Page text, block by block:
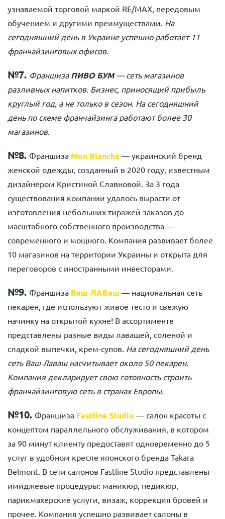
узнаваемой торговой маркой RE/MAX, передовым
обучением и другими преимуществами. На
сегодняшний день в Украине успешно работает 11
франчайзинговых офисов.
№7. Франшиза ПИВО БУМ— сеть магазинов
разливных напитков. Бизнес, приносящий прибыль
круглый год, а не только в сезон. На сегодняшний
день по схеме франчайзинга работают более 30
магазинов.
№8. Франшиза Mon Blanche — украинский бренд
женской одежды, созданный в 2020 году, известным
дизайнером Кристиной Славновой. За 3 года
существования компании удалось вырасти от
изготовления небольших тиражей заказов до
масштабного собственного производства —
современного и мощного. Компания развивает более
10 магазинов на территории Украины и открыта для
переговоров с иностранными инвесторами.
№9. Франшиза Ваш ЛАВаш — национальная сеть
пекарен, где используют живое тесто и свежую
начинку на открытой кухне! В ассортименте
представлены разные виды лавашей, соленой и
сладкой выпечки, крем-супов. На сегодняшний день
сеть Ваш Лаваш насчитывает около 50 пекарен.
Компания декларирует свою готовность строить
франчайзинговую сеть в странах Европы.
№10. Франшиза Fastline Studio — салон красоты с
концептом параллельного обслуживания, в котором
за 90 минут клиенту предоставят одновременно до 5
услуг в удобном кресле японского бренда Takara
Belmont. В сети салонов Fastline Studio представлены
имиджевые процедуры: маникюр, педикюр,
парикмахерские услуги, визаж, коррекция бровей и
прочее. Компания успешно развивает салоны в